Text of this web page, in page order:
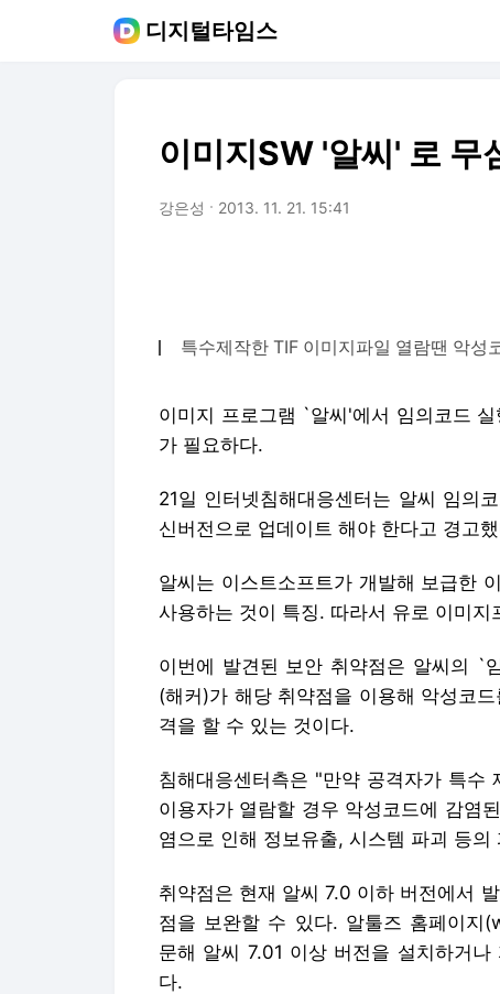
디지털타임스
이미지SW '알씨' 로 무
강은성 2013. 11. 21. 15:41
특수제작한 TIF 이미지파일 열람땐 악성
이미지 프로그램 `알씨'에서 임의코드
가 필요하다.
21일 인터넷침해대응센터는 알씨 임의
신버전으로 업데이트 해야 한다고 경고
알씨는 이스트소프트가 개발해 보급한
사용하는 것이 특징. 따라서 유로 이미
이번에 발견된 보안 취약점은 알씨의 `
(해커)가 해당 취약점을 이용해 악성코
격을 할 수 있는 것이다.
침해대응센터측은 "만약 공격자가 특수
이용자가 열람할 경우 악성코드에 감염
염으로 인해 정보유출, 시스템 파괴 등
취약점은 현재 알씨 7.0 이하 버전에서
점을 보완할 수 있다. 알툴즈 홈페이
문해 알씨 7.01 이상 버전을 설치하거
다.